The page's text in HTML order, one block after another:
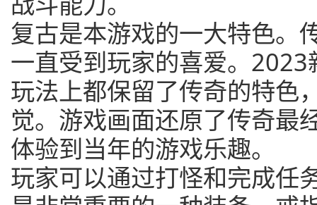
复古是本游戏的一大特色。
一直受到玩家的喜爱。
玩法上都保留了传奇的特色
觉。游戏画面还原了传奇最
体验到当年的游戏乐趣。
玩家可以通过打怪和完成任